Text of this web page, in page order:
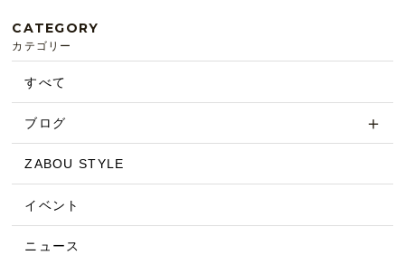
CATEGORY
カテゴリー
すべて
ブログ
ZABOU STYLE
イベント
ニュース